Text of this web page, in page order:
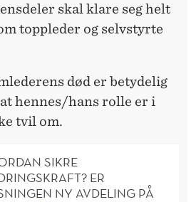
skal klare seg helt
toppleder og selvstyrte
død er betydelig
hennes/hans rolle er i
tvil om.
SIKRE
ER
NY AVDELING PÅ